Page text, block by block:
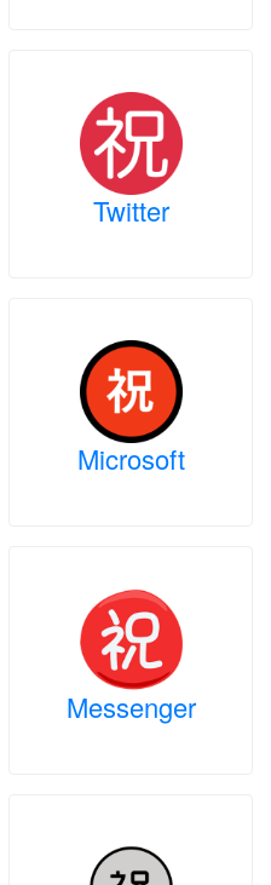
Twitter
Microsoft
Messenger